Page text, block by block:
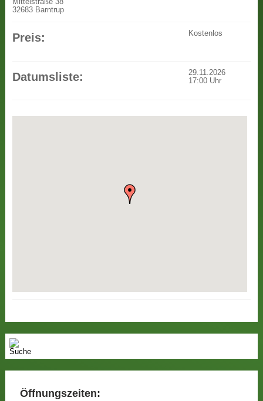
Mittelstraße 38
32683 Barntrup
Preis: Kostenlos
Datumsliste:
29.11.2026
17:00 Uhr
Öffnungszeiten: